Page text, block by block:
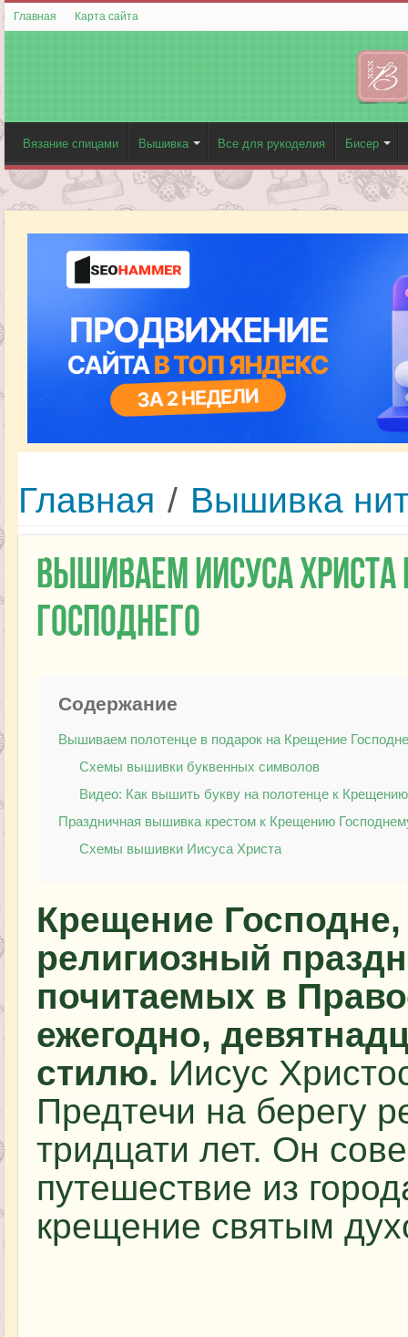
Главная Карта сайта
Вязание спицами Вышивка Все для рукоделия Бисер
Главная / Вышивка
Вышиваем Иисуса
Господнего
Содержание
Вышиваем полотенце в подарок на Крещение Господне
Схемы вышивки буквенных символов
Видео: Как вышить букву на полотенце к
Праздничная вышивка крестом к Крещению
Схемы вышивки Иисуса Христа
Крещение Господне,
религиозный
почитаемых в
ежегодно,
стилю. Иисус
Предтечи на берегу
тридцати лет. Он
путешествие из
крещение святым